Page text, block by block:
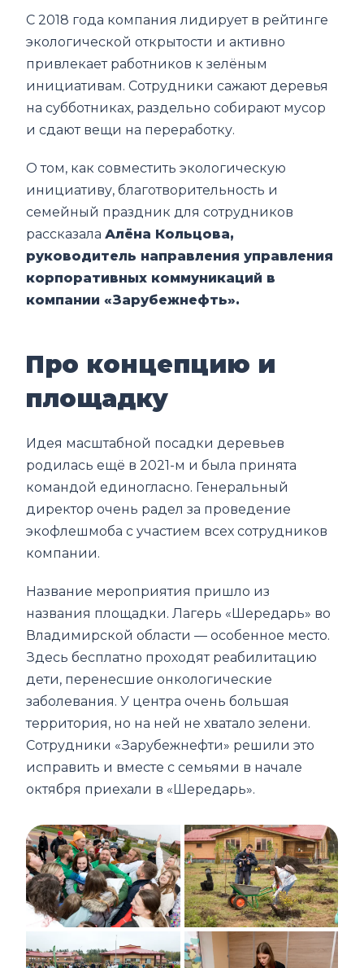
С 2018 года компания лидирует в рейтинге
экологической открытости и активно
привлекает работников к зелёным
инициативам. Сотрудники сажают деревья
на субботниках, раздельно собирают мусор
и сдают вещи на переработку.
О том, как совместить экологическую
инициативу, благотворительность и
семейный праздник для сотрудников
рассказалаАлёна Кольцова,
руководитель направления управления
корпоративных коммуникаций в
компании «Зарубежнефть».
Про концепцию и
площадку
Идея масштабной посадки деревьев
родилась ещё в 2021-м и была принята
командой единогласно. Генеральный
директор очень радел за проведение
экофлешмоба с участием всех сотрудников
компании.
Название мероприятия пришло из
названия площадки. Лагерь «Шередарь» во
Владимирской области — особенное место.
Здесь бесплатно проходят реабилитацию
дети, перенесшие онкологические
заболевания. У центра очень большая
территория, но на ней не хватало зелени.
Сотрудники «Зарубежнефти» решили это
исправить и вместе с семьями в начале
октября приехали в «Шередарь».